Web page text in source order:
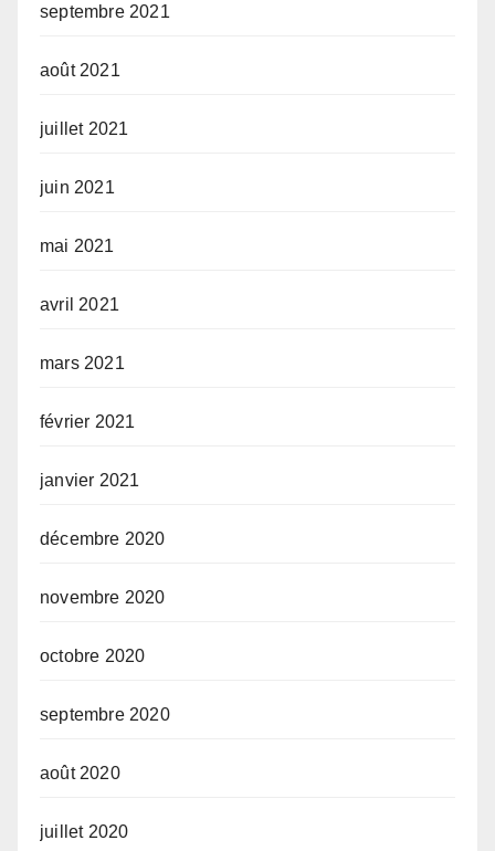
septembre 2021
août 2021
juillet 2021
juin 2021
mai 2021
avril 2021
mars 2021
février 2021
janvier 2021
décembre 2020
novembre 2020
octobre 2020
septembre 2020
août 2020
juillet 2020